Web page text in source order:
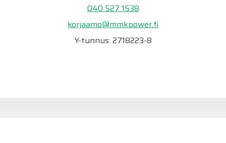
040 527 1538
korjaamo@mmkpower.fi
Y-tunnus: 2718223-8